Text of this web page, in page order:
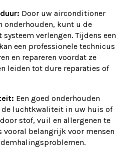
Door uw airconditioner
onderhouden, kunt u de
verlengen. Tijdens een
een professionele technicus
en repareren voordat ze
leiden tot dure reparaties of
Een goed onderhouden
luchtkwaliteit in uw huis of
stof, vuil en allergenen te
vooral belangrijk voor mensen